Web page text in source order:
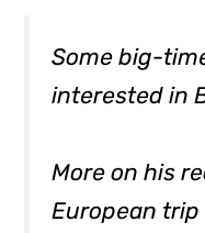
Some big-
interested in
More on his
European